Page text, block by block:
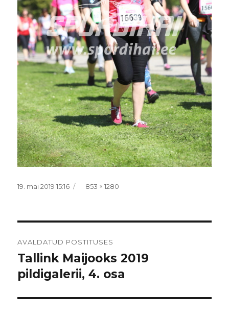
Postitatud
19. mai 2019 15:16 Täissuurus
853 × 1280
AVALDATUD POSTITUSES
Tallink Maijooks 2019
pildigalerii, 4. osa